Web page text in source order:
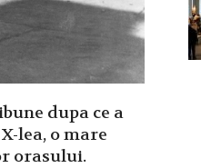
dupa ce a
lea, o mare
orasului.